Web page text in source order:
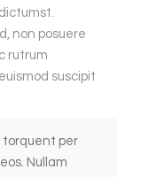
non posuere
rutrum
suscipit
torquent per
Nullam